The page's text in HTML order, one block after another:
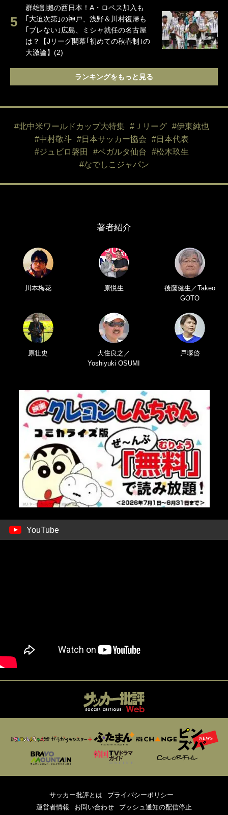
群雄割拠の西日本！A・ロペス加入も
｢大迫次第｣の神戸、浅野＆川村復帰も
｢ブレない｣広島、ミシャ就任の名古屋
は？【Jリーグ開幕｢初めての秋春制｣の
大激論】(2)
ランキングをもっと見る
#北中米ワールドカップ大特集 #Ｊリーグ
#伊東純也
#中村敬斗
#日本サッカー協会
#日本代表
#ジュビロ磐田
#ベガルタ仙台
#松木玖生
#なでしこジャパン
著者紹介
川本梅花 原悦生
後藤健生／Takeo
GOTO
原壮史
大住良之／
Yoshiyuki OSUMI
戸塚啓
YouTube
サッカー批評とは
プライバシーポリシー
運営者情報
お問い合わせ プッシュ通知の配信停止